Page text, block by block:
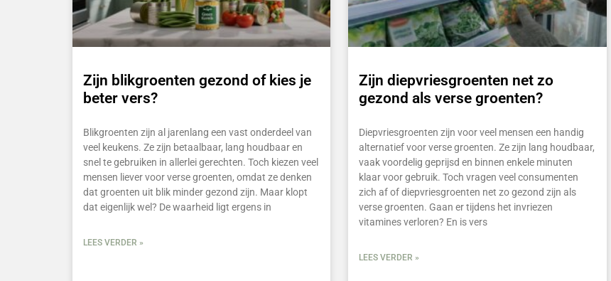
Zijn blikgroenten gezond of kies je
beter vers?
Blikgroenten zijn al jarenlang een vast onderdeel van
veel keukens. Ze zijn betaalbaar, lang houdbaar en
snel te gebruiken in allerlei gerechten. Toch kiezen veel
mensen liever voor verse groenten, omdat ze denken
dat groenten uit blik minder gezond zijn. Maar klopt
dat eigenlijk wel? De waarheid ligt ergens in
LEES VERDER »
Zijn diepvriesgroenten net zo
gezond als verse groenten?
Diepvriesgroenten zijn voor veel mensen een handig
alternatief voor verse groenten. Ze zijn lang houdbaar,
vaak voordelig geprijsd en binnen enkele minuten
klaar voor gebruik. Toch vragen veel consumenten
zich af of diepvriesgroenten net zo gezond zijn als
verse groenten. Gaan er tijdens het invriezen
vitamines verloren? En is vers
LEES VERDER »